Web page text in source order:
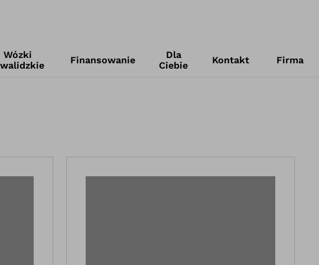
Wózki
Finansowanie
Dla
Ciebie
Kontakt Firma